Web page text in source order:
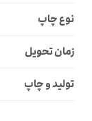
نوع چاپ
زمان تحویل
تولید و چاپ